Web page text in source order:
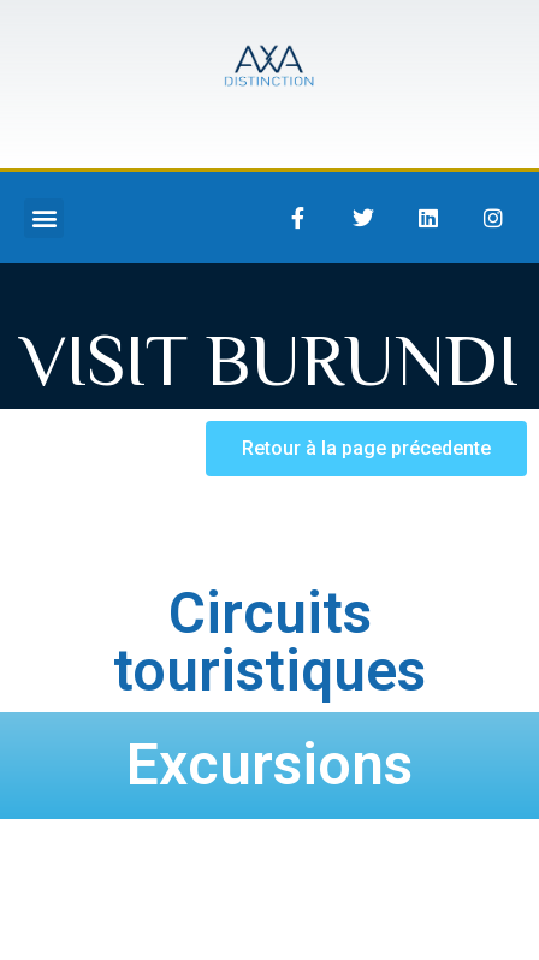
VISIT BURUNDI
Retour à la page précedente
Circuits
touristiques
Excursions